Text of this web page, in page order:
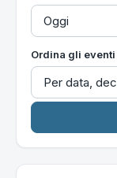
Ordina gli eventi